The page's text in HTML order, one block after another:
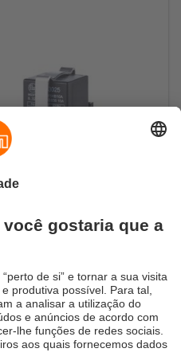
de CANopen
corrente para